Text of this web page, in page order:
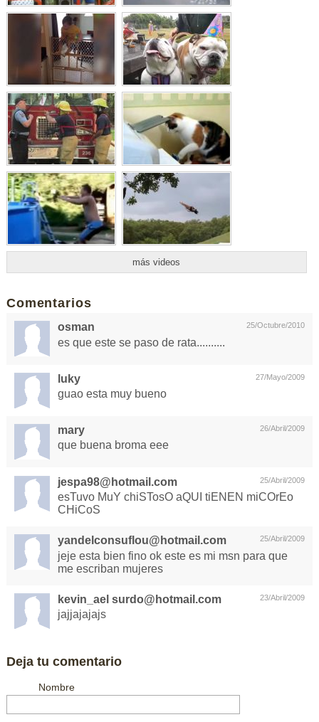
más videos
Comentarios
25/Octubre/2010
osman
es que este se paso de rata..........
27/Mayo/2009
luky
guao esta muy bueno
26/Abril/2009
mary
que buena broma eee
25/Abril/2009
jespa98@hotmail.com
esTuvo MuY chiSTosO aQUI tiENEN miCOrEo
CHiCoS
25/Abril/2009
yandelconsuflou@hotmail.com
jeje esta bien fino ok este es mi msn para que
me escriban mujeres
23/Abril/2009
kevin_aelsurdo@hotmail.com
jajjajajajs
Deja tu comentario
Nombre